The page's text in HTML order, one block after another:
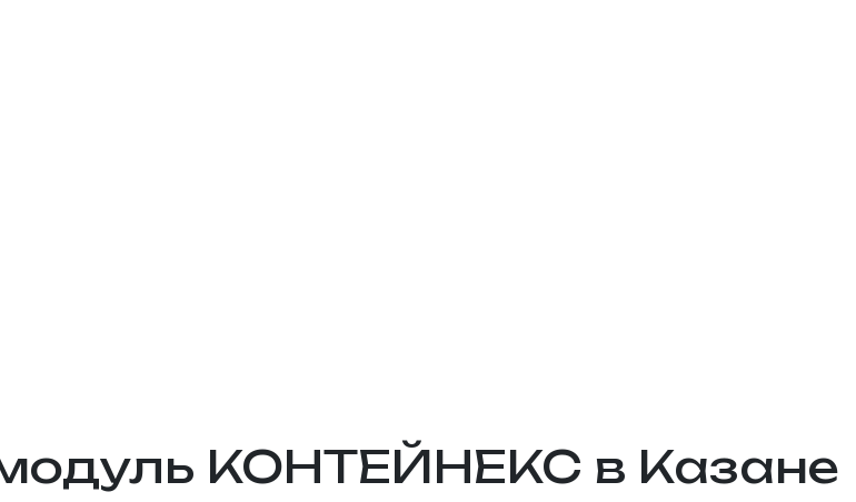
КОНТЕЙНЕКС в Казане